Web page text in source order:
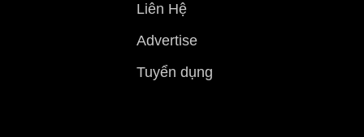
Liên Hệ
Advertise
Tuyển dụng